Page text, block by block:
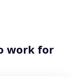
work for